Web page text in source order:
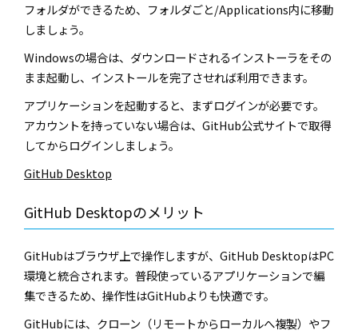
フォルダができるため、フォルダごと/Applications内に移動
しましょう。
Windowsの場合は、ダウンロードされるインストーラをその
まま起動し、インストールを完了させれば利用できます。
アプリケーションを起動すると、まずログインが必要です。
アカウントを持っていない場合は、 GitHub公式サイトで取得
してからログインしましょう。
GitHub Desktop
GitHub Desktopのメリット
GitHubはブラウザ上で操作しますが、 GitHub DesktopはPC
環境と統合されます。普段使っているアプリケーションで編
集できるため、操作性はGitHubよりも快適です。
GitHubには、クローン（リモートからローカルへ複製）やフ